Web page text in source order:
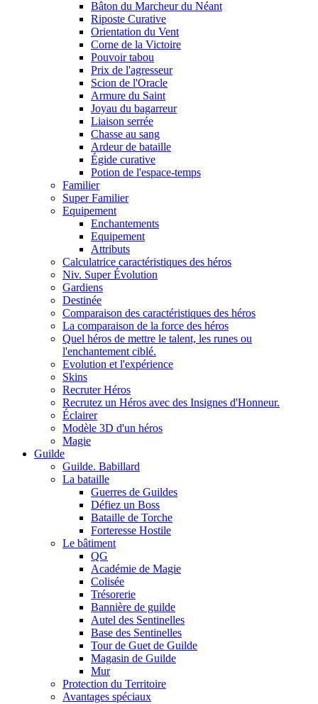
Bâton du Marcheur du Néant
Riposte Curative
Orientation du Vent
Corne de la Victoire
Pouvoir tabou
Prix de l'agresseur
Scion de l'Oracle
Armure du Saint
Joyau du bagarreur
Liaison serrée
Chasse au sang
Ardeur de bataille
Égide curative
Potion de l'espace-temps
Familier
Super Familier
Equipement
Enchantements
Equipement
Attributs
Calculatrice caractéristiques des héros
Niv. Super Évolution
Gardiens
Destinée
Comparaison des caractéristiques des héros
La comparaison de la force des héros
Quel héros de mettre le talent, les runes ou
l'enchantement ciblé.
Evolution et l'expérience
Skins
Recruter Héros
Recrutez un Héros avec des Insignes d'Honneur.
Éclairer
Modèle 3D d'un héros
Magie
Guilde
Guilde. Babillard
La bataille
Guerres de Guildes
Défiez un Boss
Bataille de Torche
Forteresse Hostile
Le bâtiment
QG
Académie de Magie
Colisée
Trésorerie
Bannière de guilde
Autel des Sentinelles
Base des Sentinelles
Tour de Guet de Guilde
Magasin de Guilde
Mur
Protection du Territoire
Avantages spéciaux